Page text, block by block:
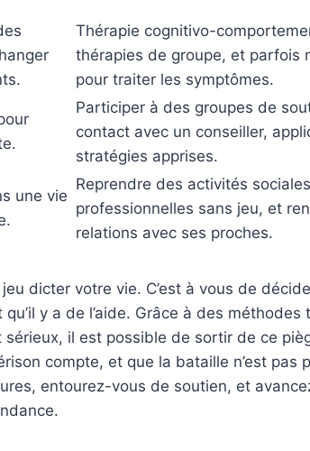
Thérapie cognitivo-
thérapies de groupe, et parfois
pour traiter les symptômes.
Participer à des groupes de
contact avec un conseiller,
stratégies apprises.
une vie
Reprendre des activités
professionnelles sans jeu, et
relations avec ses proches.
dicter votre vie. C’est à vous de
y a de l’aide. Grâce à des méthodes
il est possible de sortir de ce
compte, et que la bataille n’est pas
entourez-vous de soutien, et